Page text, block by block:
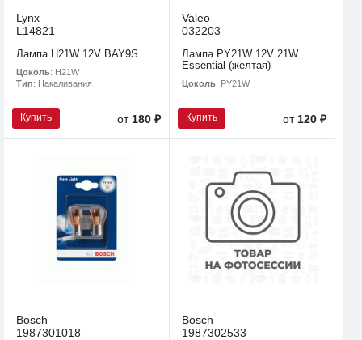
Lynx
L14821
Лампа H21W 12V BAY9S
Цоколь: H21W
Тип: Накаливания
Купить от180 ₽
Valeo
032203
Лампа PY21W 12V 21W
Essential (желтая)
Цоколь: PY21W
Купить от120 ₽
Bosch
1987301018
Bosch
1987302533